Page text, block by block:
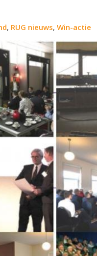
, RUG nieuws, Win-actie